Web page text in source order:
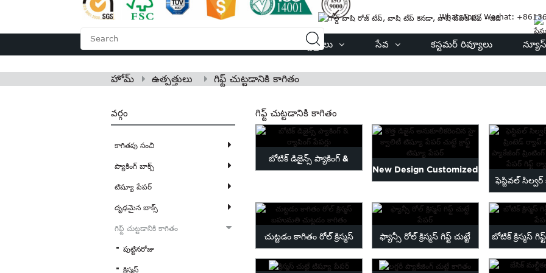
WhatsApp / Wechat:
ఉత్పత్తులు సేవ కస్టమర్ రివ్యూలు న్యూస్
హోమ్ ఉత్పత్తులు గిఫ్ట్ చుట్టడానికి కాగితం
వర్గం
కాగితపు సంచి
ప్యాకింగ్ బాక్స్
టిష్యూ పేపర్
దృఢమైన బాక్స్
గిఫ్ట్ చుట్టడానికి కాగితం
పుట్టినరోజు
క్రిస్మస్
గిఫ్ట్ చుట్టడానికి కాగితం
బోటిక్ డిజైన్స్ ప్యాకింగ్ &
New Design Customized
Paper...
ఫెస్టివల్ సిల్వర్
ప్రింటెడ్
చుట్టడం కాగితం రోల్ క్రిస్మస్
బహుమతి చుట్టడం కాగితం
ఫ్యాన్సీ రోల్ క్రిస్మస్ గిఫ్ట్ చుట్టే
పేపర్
బోటిక్ క్రిస్మస్